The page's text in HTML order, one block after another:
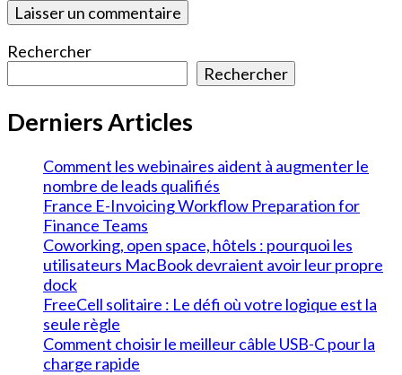
Rechercher
Rechercher
Derniers Articles
Comment les webinaires aident à augmenter le
nombre de leads qualifiés
France E-Invoicing Workflow Preparation for
Finance Teams
Coworking, open space, hôtels : pourquoi les
utilisateurs MacBook devraient avoir leur propre
dock
FreeCell solitaire : Le défi où votre logique est la
seule règle
Comment choisir le meilleur câble USB-C pour la
charge rapide